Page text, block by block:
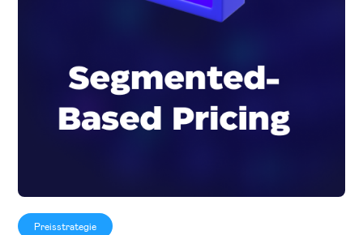
Preisstrategie